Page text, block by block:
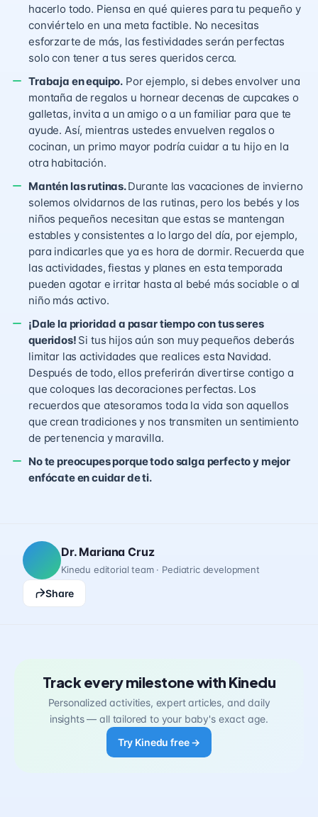
hacerlo todo. Piensa en qué quieres para tu pequeño y
conviértelo en una meta factible. No necesitas
esforzarte de más, las festividades serán perfectas
solo con tener a tus seres queridos cerca.
Trabaja en equipo. Por ejemplo, si debes envolver una
montaña de regalos u hornear decenas de cupcakes o
galletas, invita a un amigo o a un familiar para que te
ayude. Así, mientras ustedes envuelven regalos o
cocinan, un primo mayor podría cuidar a tu hijo en la
otra habitación.
Mantén las rutinas.Durante las vacaciones de invierno
solemos olvidarnos de las rutinas, pero los bebés y los
niños pequeños necesitan que estas se mantengan
estables y consistentes a lo largo del día, por ejemplo,
para indicarles que ya es hora de dormir. Recuerda que
las actividades, fiestas y planes en esta temporada
pueden agotar e irritar hasta al bebé más sociable o al
niño más activo.
¡Dale la prioridad a pasar tiempo con tus seres
queridos! Si tus hijos aún son muy pequeños deberás
limitar las actividades que realices esta Navidad.
Después de todo, ellos preferirán divertirse contigo a
que coloques las decoraciones perfectas. Los
recuerdos que atesoramos toda la vida son aquellos
que crean tradiciones y nos transmiten un sentimiento
de pertenencia y maravilla.
No te preocupes porque todo salga perfecto y mejor
enfócate en cuidar de ti.
Dr. Mariana Cruz
Kinedu editorial team · Pediatric development
Share
Track every milestone with Kinedu
Personalized activities, expert articles, and daily
insights — all tailored to your baby's exact age.
Try Kinedu free →